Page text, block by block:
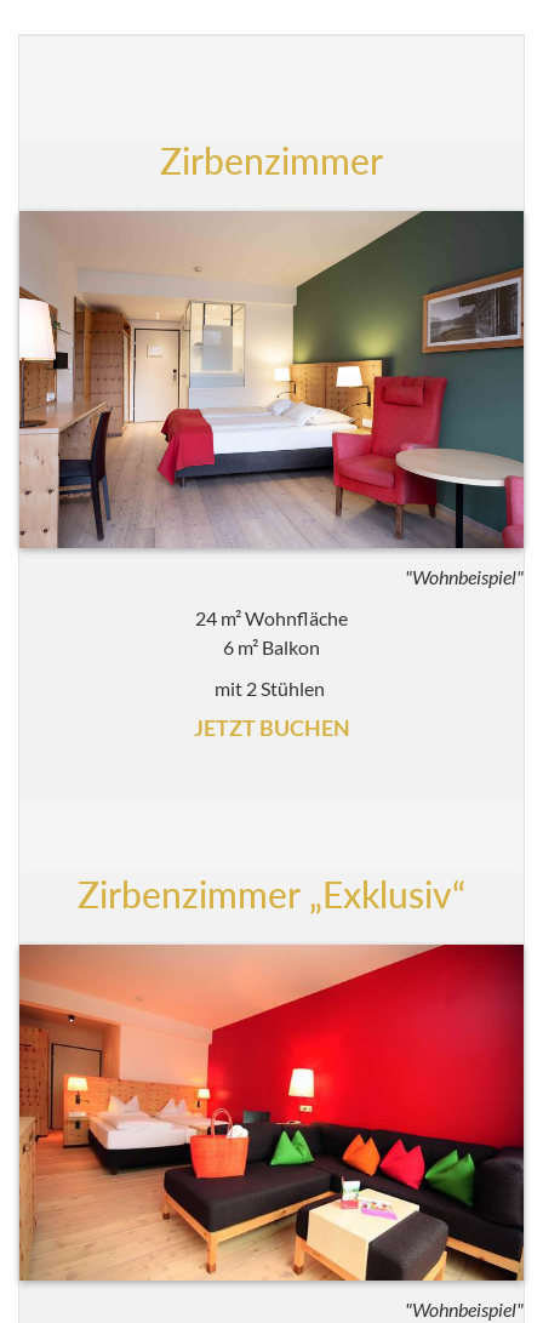
Zirbenzimmer
"Wohnbeispiel"
24 m² Wohnfläche
6 m² Balkon
mit 2 Stühlen
JETZT BUCHEN
Zirbenzimmer „Exklusiv“
"Wohnbeispiel"